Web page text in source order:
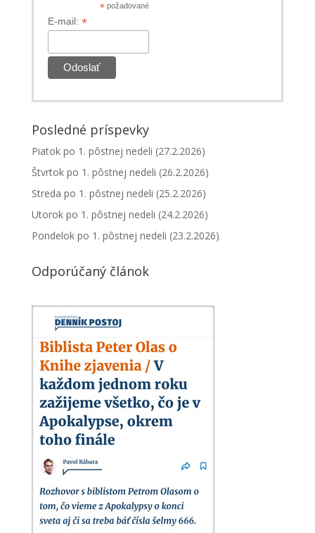
*požadované
E-mail: *
Posledné príspevky
Piatok po 1. pôstnej nedeli (27.2.2026)
Štvrtok po 1. pôstnej nedeli (26.2.2026)
Streda po 1. pôstnej nedeli (25.2.2026)
Utorok po 1. pôstnej nedeli (24.2.2026)
Pondelok po 1. pôstnej nedeli (23.2.2026)
Odporúčaný článok